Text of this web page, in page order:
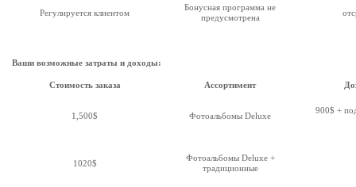
Регулируется клиентом
Бонусная программа не
предусмотрена
Ваши возможные затраты и доходы:
Стоимость заказа Ассортимент
1,500$ Фотоальбомы Deluxe
900$ +
1020$
Фотоальбомы Deluxe +
традиционные